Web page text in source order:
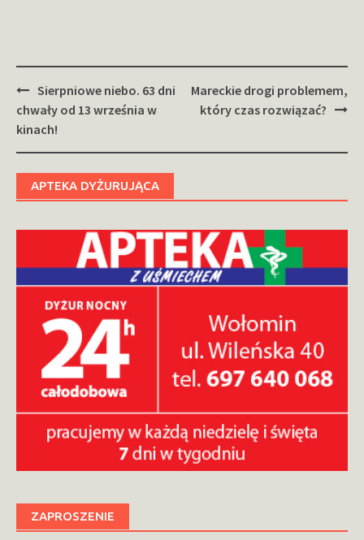
Zobacz
wpisy
Sierpniowe niebo. 63 dni
chwały od 13 września w
kinach!
Mareckie drogi problemem,
który czas rozwiązać?
APTEKA DYŻURUJĄCA
ZAPROSZENIE